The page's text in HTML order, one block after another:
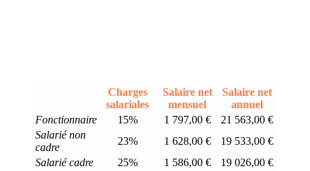
Charges
salariales
Salaire net
mensuel
Salaire net
annuel
Fonctionnaire
15% 1 797,00 €
21 563,00 €
Salarié non
cadre
23% 1 628,00 €
19 533,00 €
Salarié cadre
25% 1 586,00 €
19 026,00 €